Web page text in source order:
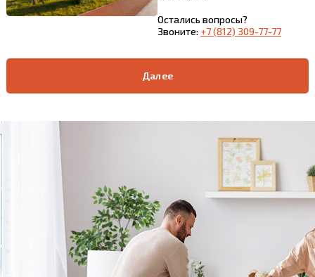
Остались вопросы?
Звоните: +7 (812) 309-77-77